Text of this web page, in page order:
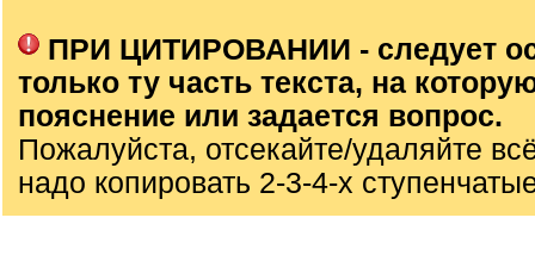
ПРИ ЦИТИРОВАНИИ - следует
только ту часть текста, на
пояснение или задается вопрос.
Пожалуйста, отсекайте/удаляйте
надо копировать 2-3-4-х